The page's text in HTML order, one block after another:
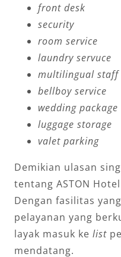
front desk
security
room service
laundry servuce
multilingual staff
bellboy service
wedding package
luggage storage
valet parking
Demikian ulasan
tentang ASTON
Dengan fasilitas
pelayanan yang
layak masuk ke list
mendatang.